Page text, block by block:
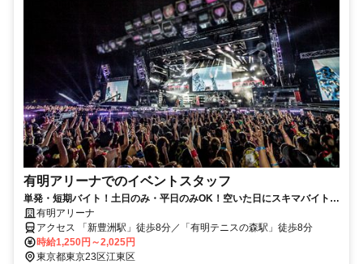
有明アリーナでのイベントスタッフ
単発・短期バイト！土日のみ・平日のみOK！空いた日にスキマバイト！
未経験歓迎！髪色・髪型・ネイルOK
有明アリーナ
アクセス 「新豊洲駅」徒歩8分／「有明テニスの森駅」徒歩8分
時給1,250円～2,025円
東京都東京23区江東区